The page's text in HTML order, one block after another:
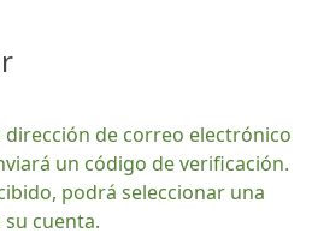
de correo electrónico
un código de verificación.
podrá seleccionar una
cuenta.